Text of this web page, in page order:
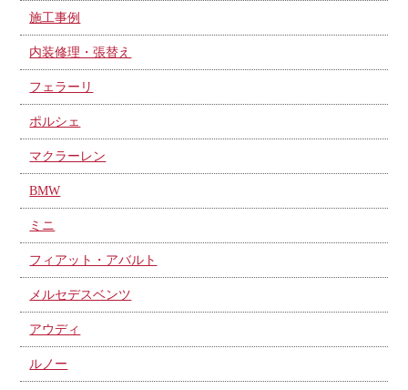
施工事例
内装修理・張替え
フェラーリ
ポルシェ
マクラーレン
BMW
ミニ
フィアット・アバルト
メルセデスベンツ
アウディ
ルノー